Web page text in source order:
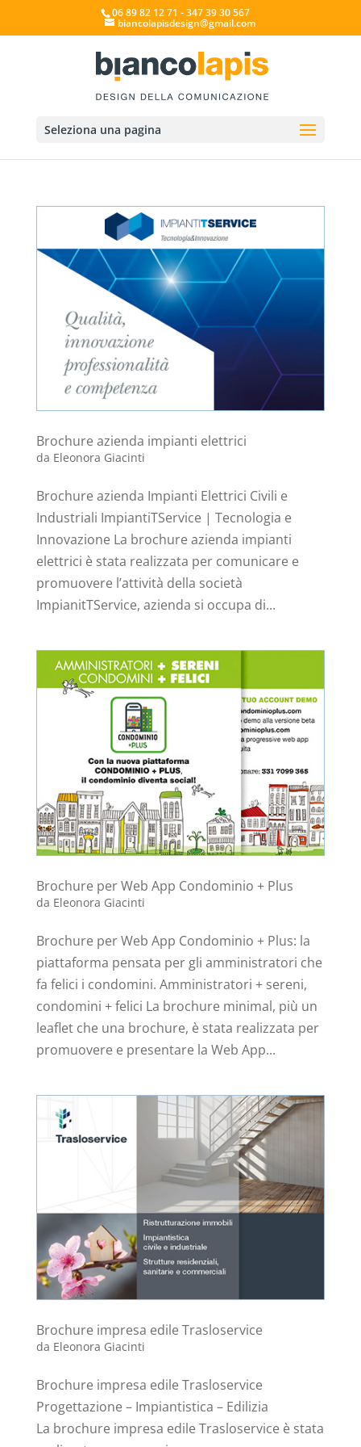
06 89 82 12 71 - 347 39 30 567
biancolapisdesign@gmail.com
Seleziona una pagina
Brochure azienda impianti elettrici
da Eleonora Giacinti
Brochure azienda Impianti Elettrici Civili e
Industriali ImpiantiTService | Tecnologia e
Innovazione La brochure azienda impianti
elettrici è stata realizzata per comunicare e
promuovere l’attività della società
ImpianitTService, azienda si occupa di...
Brochure per Web App Condominio + Plus
da Eleonora Giacinti
Brochure per Web App Condominio + Plus: la
piattaforma pensata per gli amministratori che
fa felici i condomini. Amministratori + sereni,
condomini + felici La brochure minimal, più un
leaflet che una brochure, è stata realizzata per
promuovere e presentare la Web App...
Brochure impresa edile Trasloservice
da Eleonora Giacinti
Brochure impresa edile Trasloservice
Progettazione – Impiantistica – Edilizia
La brochure impresa edile Trasloservice è stata